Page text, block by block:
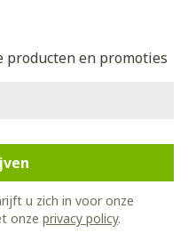
producten en promoties
u zich in voor onze
onze privacy policy.